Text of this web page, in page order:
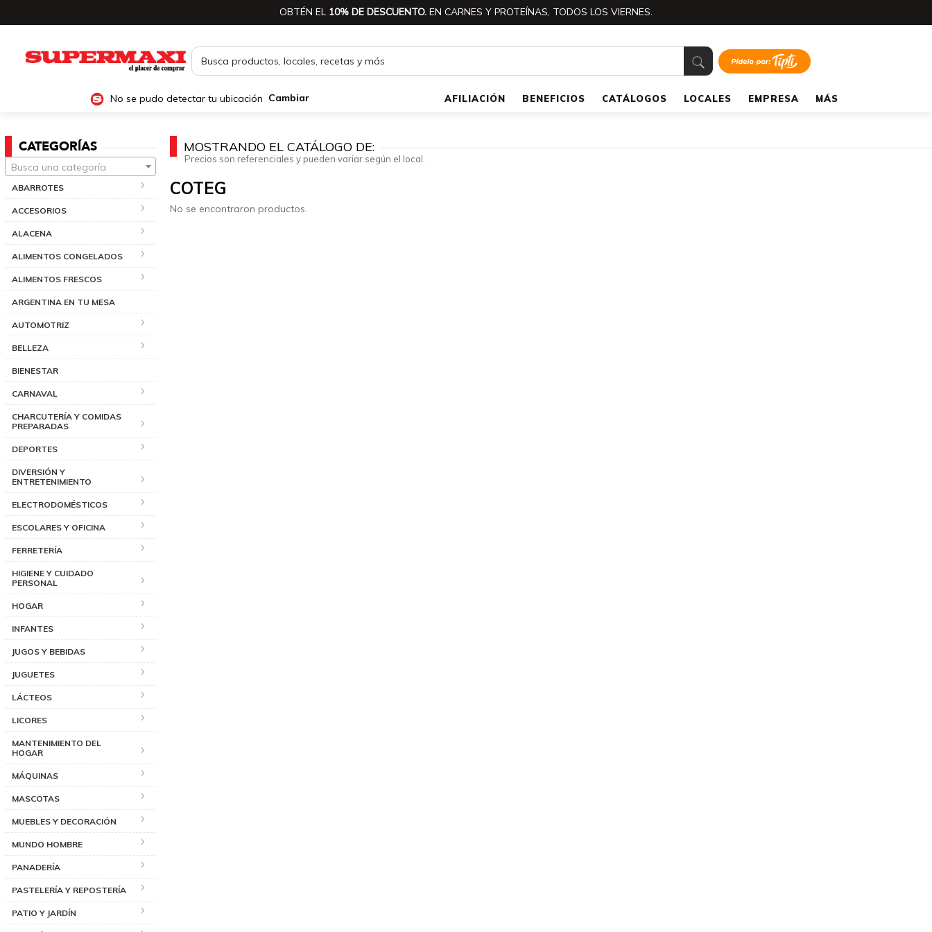
OBTÉN EL 10% DE DESCUENTO. EN CARNES Y PROTEÍNAS, TODOS LOS VIERNES.
No se pudo detectar tu ubicación Cambiar AFILIACIÓN BENEFICIOS CATÁLOGOS LOCALES EMPRESA MÁS
CATEGORÍAS
Busca una categoría
ABARROTES
ACCESORIOS
ALACENA
ALIMENTOS CONGELADOS
ALIMENTOS FRESCOS
ARGENTINA EN TU MESA
AUTOMOTRIZ
BELLEZA
BIENESTAR
CARNAVAL
CHARCUTERÍA Y COMIDAS
PREPARADAS
DEPORTES
DIVERSIÓN Y
ENTRETENIMIENTO
ELECTRODOMÉSTICOS
ESCOLARES Y OFICINA
FERRETERÍA
HIGIENE Y CUIDADO
PERSONAL
HOGAR
INFANTES
JUGOS Y BEBIDAS
JUGUETES
LÁCTEOS
LICORES
MANTENIMIENTO DEL
HOGAR
MÁQUINAS
MASCOTAS
MUEBLES Y DECORACIÓN
MUNDO HOMBRE
PANADERÍA
PASTELERÍA Y REPOSTERÍA
PATIO Y JARDÍN
MOSTRANDO EL CATÁLOGO DE:
Precios son referenciales y pueden variar según el local.
COTEG
No se encontraron productos.